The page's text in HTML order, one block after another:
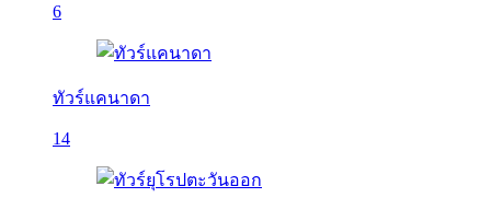
6
ทัวร์แคนาดา
14